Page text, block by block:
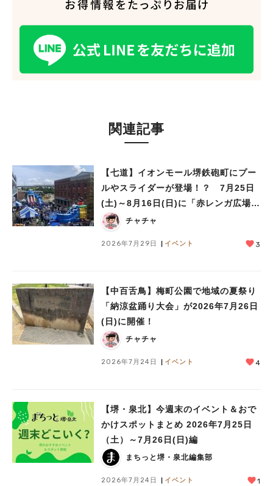
関連記事
【七道】イオンモール堺鉄砲町にプー
ルやスライダーが登場！？ 7月25日
(土)～8月16日(日)に「赤レンガ広場
Kid’s Water PARK 2026」が開催
チャチャ
2026年7月29日 イベント 3
【中百舌鳥】梅町公園で地域の夏祭り
「納涼盆踊り大会」が2026年7月26日
(日)に開催！
チャチャ
2026年7月24日 イベント 4
【堺・泉北】今週末のイベント＆おで
かけスポットまとめ 2026年7月25日
（土）～7月26日(日)編
まちっと堺・泉北編集部
2026年7月24日 イベント 1